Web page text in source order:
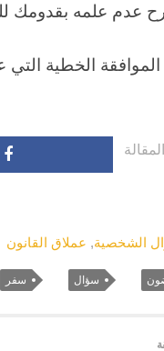
عدم علمه بقدومك
الخطية
الشخصية, عملاق القانون
سؤال سفر